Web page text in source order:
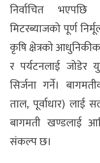
निर्वाचित भएपछि
मिटरब्याजको पूर्ण
कृषि क्षेत्रको
र पर्यटनलाई जोडेर
सिर्जना गर्ने।
ताल, पूर्वाधार) लाई
बागमती खण्डलाई
संकल्प छ।